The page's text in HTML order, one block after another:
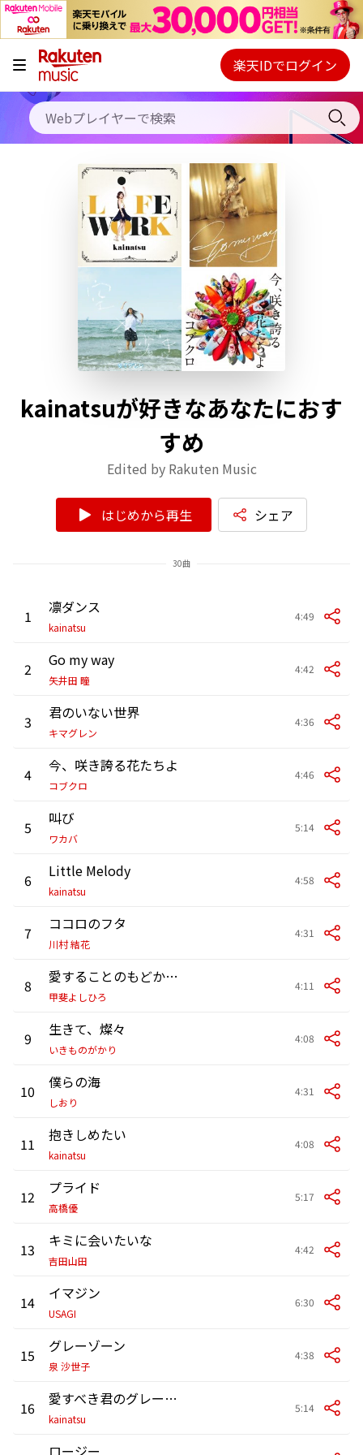
キャンペーン
料金プラン
使い方
初回30日間無料お試し
Webプレイヤー
ご契約内容の確認・変更
楽天IDでログイン
kainatsuが好きなあなたにおす
すめ
Edited by Rakuten Music
はじめから再生 シェア
30曲
1 凛ダンス
kainatsu
4:49
2 Go my way
矢井田 瞳
4:42
3 君のいない世界
キマグレン
4:36
4 今、咲き誇る花たちよ
コブクロ
4:46
5 叫び
ワカバ
5:14
6 Little Melody
kainatsu
4:58
7 ココロのフタ
川村 結花
4:31
8 愛することのもどかしさ
甲斐よしひろ
4:11
9 生きて、燦々
いきものがかり
4:08
10 僕らの海
しおり
4:31
11 抱きしめたい
kainatsu
4:08
12 プライド
高橋優
5:17
13 キミに会いたいな
吉田山田
4:42
14 イマジン
USAGI
6:30
15 グレーゾーン
泉 沙世子
4:38
16 愛すべき君のグレーゾーン
kainatsu
5:14
ロージー